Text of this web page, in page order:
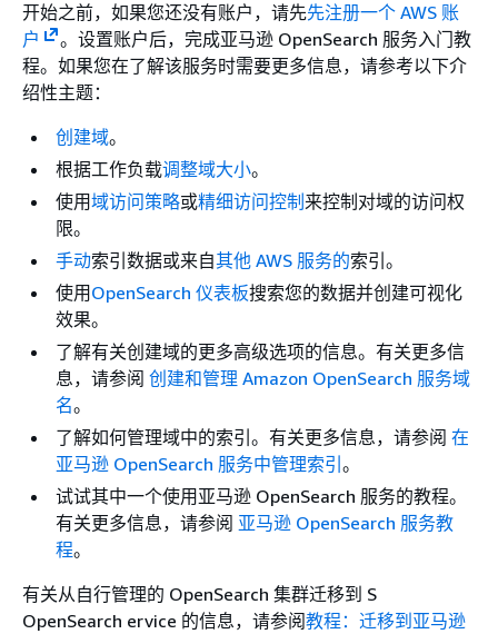
开始之前，如果您还没有账户，请先先注册一个 AWS 账
户
。设置账户后，完成亚马逊 OpenSearch 服务入门教
程。如果您在了解该服务时需要更多信息，请参考以下介
绍性主题：
创建域。
根据工作负载调整域大小。
使用域访问策略或精细访问控制 来控制对域的访问权
限。
手动索引数据或来自其他 AWS 服务的索引。
使用 OpenSearch 仪表板搜索您的数据并创建可视化
效果。
了解有关创建域的更多高级选项的信息。有关更多信
息，请参阅 创建和管理 Amazon OpenSearch 服务域
名。
了解如何管理域中的索引。有关更多信息，请参阅 在
亚马逊 OpenSearch 服务中管理索引 。
试试其中一个使用亚马逊 OpenSearch 服务的教程。
有关更多信息，请参阅 亚马逊 OpenSearch 服务教
程。
有关从自行管理的 OpenSearch 集群迁移到 S
OpenSearch ervice 的信息，请参阅教程：迁移到亚马逊